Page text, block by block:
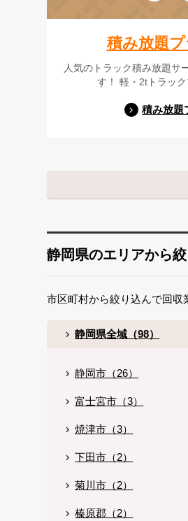
積み放題
人気のトラック積み放題サ
す！ 軽・2tトラック
積み放題
静岡県のエリアから
市区町村から絞り込んで回収
静岡県全域（98）
静岡市（26）
富士宮市（3）
焼津市（3）
下田市（2）
菊川市（2）
榛原郡（2）